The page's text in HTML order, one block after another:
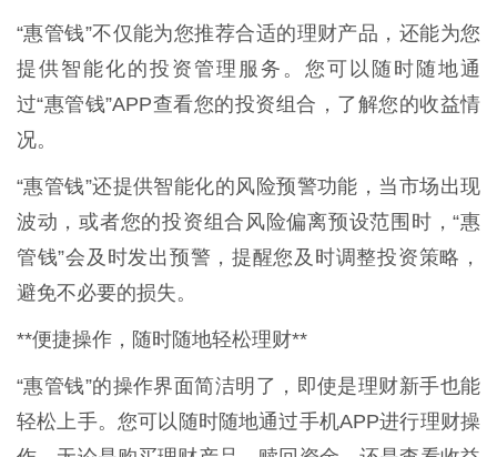
“惠管钱”不仅能为您推荐合适的理财产品，还能为您
提供智能化的投资管理服务。您可以随时随地通
过“惠管钱”APP查看您的投资组合，了解您的收益情
况。
“惠管钱”还提供智能化的风险预警功能，当市场出现
波动，或者您的投资组合风险偏离预设范围时，“惠
管钱”会及时发出预警，提醒您及时调整投资策略，
避免不必要的损失。
**便捷操作，随时随地轻松理财**
“惠管钱”的操作界面简洁明了，即使是理财新手也能
轻松上手。您可以随时随地通过手机APP进行理财操